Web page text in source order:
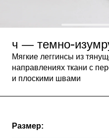
ч — темно-
Мягкие леггинсы из
направлениях ткани с
и плоскими швами
Размер: